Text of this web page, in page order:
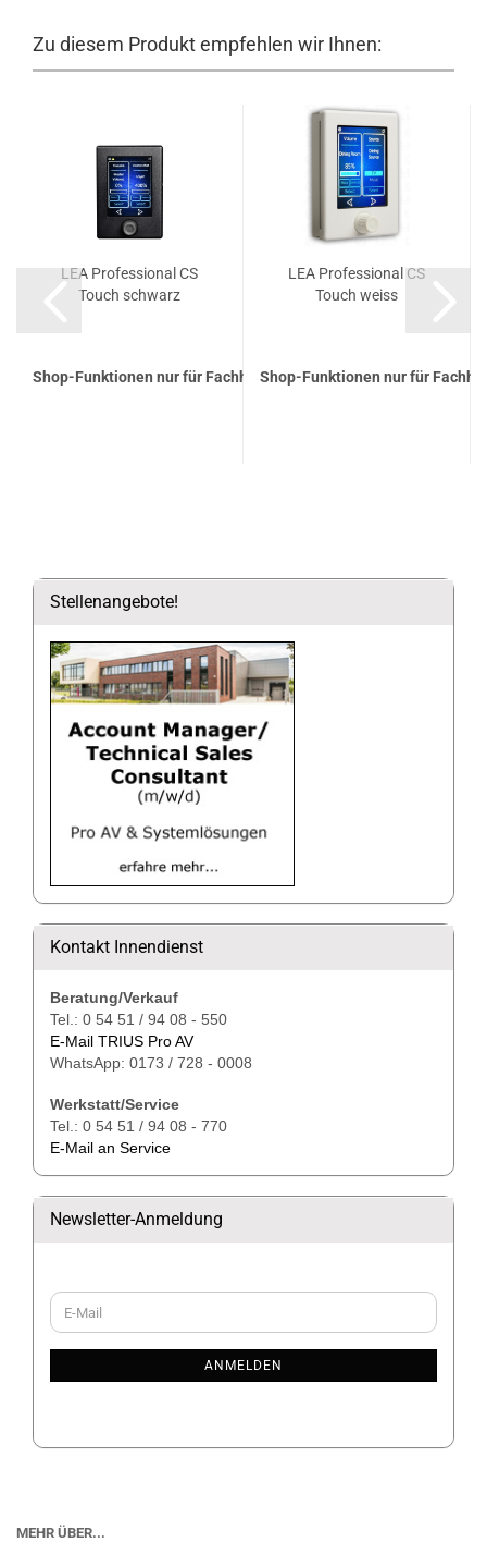
Zu diesem Produkt empfehlen wir Ihnen:
LEA Professional CS
Touch schwarz
Shop-Funktionen nur für Fachhandelspartner
LEA Professional CS
Touch weiss
Shop-Funktionen nur für
Stellenangebote!
Kontakt Innendienst
Beratung/Verkauf
Tel.: 0 54 51 / 94 08 - 550
E-Mail TRIUS Pro AV
WhatsApp: 0173 / 728 - 0008
Werkstatt/Service
Tel.: 0 54 51 / 94 08 - 770
E-Mail an Service
Newsletter-Anmeldung
WEITER
ZUR
E-
Mail
ANMELDEN
MEHR ÜBER...